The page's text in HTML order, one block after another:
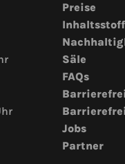
Preise
Säle
FAQs
Jobs
Partner